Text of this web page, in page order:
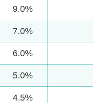
9.0%
7.0%
6.0%
5.0%
4.5%